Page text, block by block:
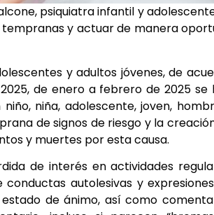
psiquiatra infantil y
y actuar de manera
y adultos jóvenes, de
de enero a febrero de 2025 se
niña, adolescente, joven,
de signos de riesgo y la
y muertes por esta causa.
de interés en actividades
autolesivas y
de ánimo, así como